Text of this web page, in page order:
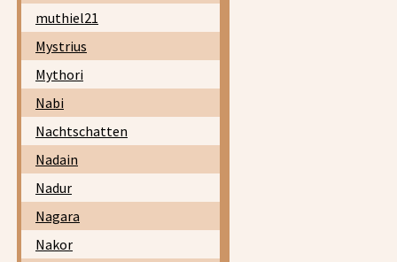
muthiel21
Mystrius
Mythori
Nabi
Nachtschatten
Nadain
Nadur
Nagara
Nakor